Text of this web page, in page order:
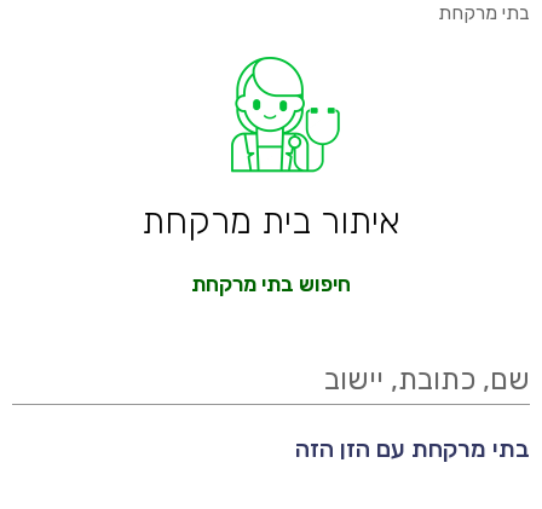
בתי מרקחת
איתור בית מרקחת
חיפוש בתי מרקחת
שם, כתובת, יישוב
בתי מרקחת עם הזן הזה